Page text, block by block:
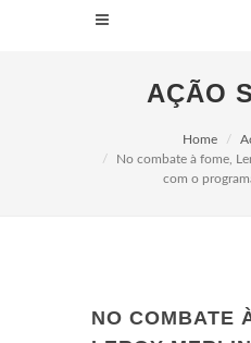
AÇÃO
Home
No combate à fome,
com o
NO COMBATE